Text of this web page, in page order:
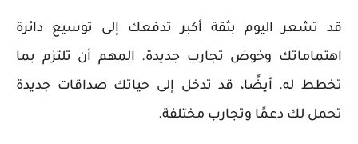
قد تشعر اليوم بثقة أكبر تدفعك إلى توسيع دائرة
اهتماماتك وخوض تجارب جديدة. المهم أن تلتزم بما
تخطط له. أيضًا، قد تدخل إلى حياتك صداقات جديدة
تحمل لك دعمًا وتجارب مختلفة.